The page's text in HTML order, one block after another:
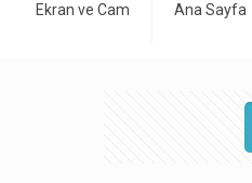
Ekran ve Cam Ana Sayfa